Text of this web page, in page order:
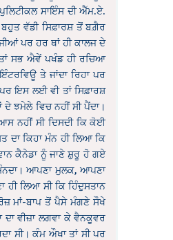
ਸਾਇੰਸ ਦੀ ਐੱਮ.ਏ.
ਵੱਡੀ ਸਿਫ਼ਾਰਸ਼ ਤੋਂ ਬਗ਼ੈਰ
ਪਰ ਹਰ ਥਾਂ ਹੀ ਕਾਲਜ ਦੇ
ਸਭ ਐਵੇਂ ਪਖੰਡ ਹੀ ਰਚਿਆ
ਤੇ ਜਾਂਦਾ ਰਿਹਾ ਪਰ
ਇਸ ਲਈ ਵੀ ਤਾਂ ਸਿਫ਼ਾਰਸ਼
ਝਮੇਲੇ ਵਿਚ ਨਹੀਂ ਸੀ ਪੈਂਦਾ।
ਨਹੀਂ ਸੀ ਦਿਸਦੀ ਕਿ ਕੋਈ
ਕਿਹਾ ਮੰਨ ਹੀ ਲਿਆ ਕਿ
ਕੈਨੇਡਾ ਨੂੰ ਜਾਣੇ ਸ਼ੁਰੂ ਹੋ ਗਏ
ਆਪਣਾ ਮੁਲਕ, ਆਪਣਾ
ਲਿਆ ਸੀ ਕਿ ਹਿੰਦੁਸਤਾਨ
ਮਾਂ-ਬਾਪ ਤੋਂ ਪੈਸੇ ਮੰਗਣੇ ਸੌਖੇ
ਦਾ ਵੀਜ਼ਾ ਲਗਵਾ ਕੇ ਵੈਨਕੂਵਰ
ਸੀ। ਕੰਮ ਔਖਾ ਤਾਂ ਸੀ ਪਰ